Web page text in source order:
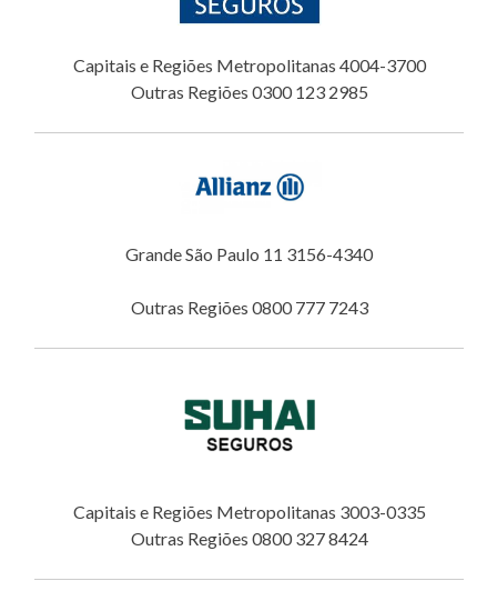
Capitais e Regiões Metropolitanas 4004-3700
Outras Regiões 0300 123 2985
Grande São Paulo 11 3156-4340
Outras Regiões 0800 777 7243
Capitais e Regiões Metropolitanas 3003-0335
Outras Regiões 0800 327 8424